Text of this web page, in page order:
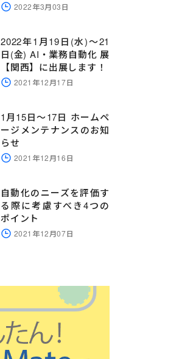
2022年3月03日
2022年1月19日(水)～21
日(金) AI・業務自動化 展
【関西】に出展します！
2021年12月17日
1月15日～17日 ホームペ
ージメンテナンスのお知
らせ
2021年12月16日
自動化のニーズを評価す
る際に考慮すべき4つの
ポイント
2021年12月07日